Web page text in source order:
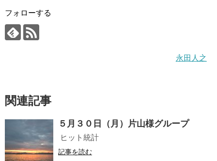
フォローする
永田人之
関連記事
５月３０日（月）片山様グループ
ヒット統計
記事を読む